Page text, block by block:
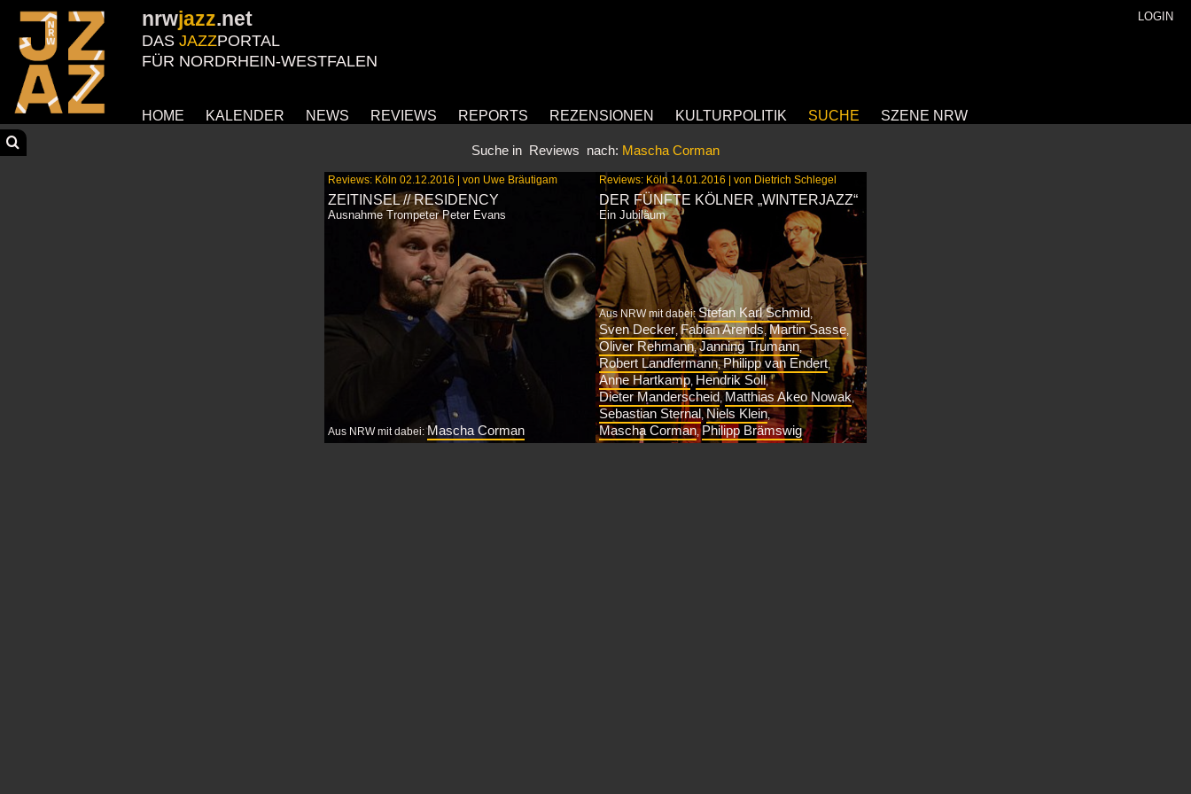
nrwjazz.net
DAS JAZZPORTAL
FÜR NORDRHEIN-WESTFALEN
LOGIN
HOME KALENDER NEWS REVIEWS REPORTS REZENSIONEN KULTURPOLITIK SUCHE SZENE NRW
Suche in Reviews nach: Mascha Corman
Reviews: Köln 02.12.2016 | von Uwe Bräutigam
ZEITINSEL // RESIDENCY
Ausnahme Trompeter Peter Evans
Aus NRW mit dabei:Mascha Corman
Reviews: Köln 14.01.2016 | von Dietrich Schlegel
DER FÜNFTE KÖLNER „WINTERJAZZ“
Ein Jubiläum
Aus NRW mit dabei:Stefan Karl Schmid,
Sven Decker ,Fabian Arends, Martin Sasse
Oliver Rehmann,Janning Trumann,
Robert Landfermann,Philipp van Endert,
Anne Hartkamp Hendrik Soll,
Dieter Manderscheid ,Matthias Akeo Nowak,
Sebastian Sternal ,Niels Klein,
Mascha Corman,Philipp Brämswig